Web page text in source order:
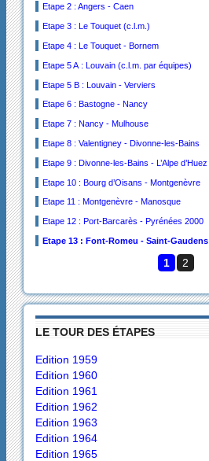
Etape 2 : Angers - Caen
Etape 3 : Le Touquet (c.l.m.)
Etape 4 : Le Touquet - Bornem
Etape 5 A : Louvain (c.l.m. par équipes)
Etape 5 B : Louvain - Verviers
Etape 6 : Bastogne - Nancy
Etape 7 : Nancy - Mulhouse
Etape 8 : Valentigney - Divonne-les-Bains
Etape 9 : Divonne-les-Bains - L’Alpe d’Huez
Etape 10 : Bourg d’Oisans - Montgenèvre
Etape 11 : Montgenèvre - Manosque
Etape 12 : Port-Barcarès - Pyrénées 2000
Etape 13 : Font-Romeu - Saint-Gaudens
1 2
LE TOUR DES ÉTAPES
Edition 1959
Edition 1960
Edition 1961
Edition 1962
Edition 1963
Edition 1964
Edition 1965